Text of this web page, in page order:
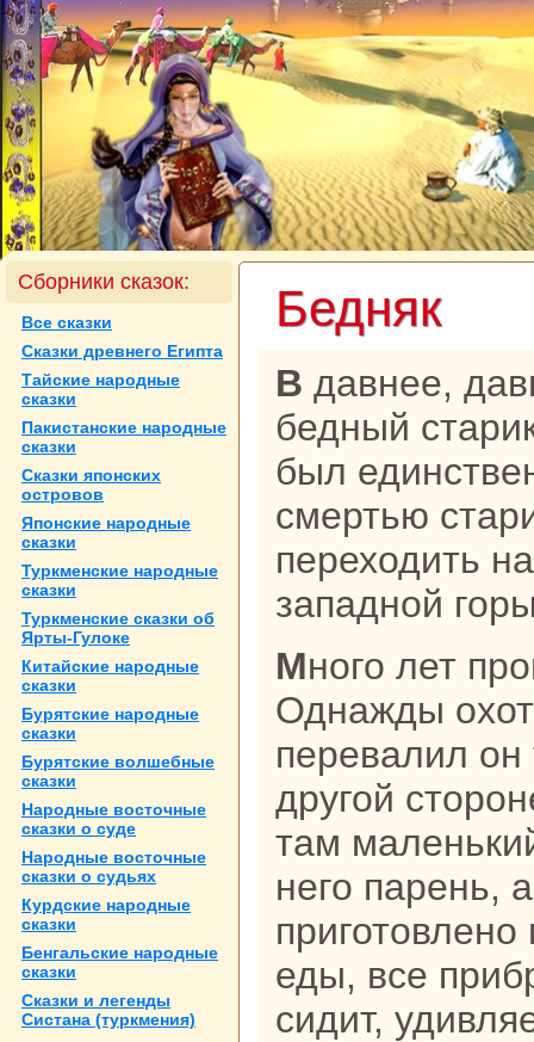
Сборники сказок:
Все сказки
Сказки древнего Египта
Тайские нaродные
сказки
Пакистанские нaродные
сказки
Сказки японских
островов
Японские нaродные
сказки
Туркменские нaродные
сказки
Туркменские сказки об
Ярты-Гулоке
Китайские нaродные
сказки
Бурятские нaродные
сказки
Бурятские волшебные
сказки
Народные восточные
сказки о суде
Народные восточные
сказки о судьях
Курдские нaродные
сказки
Бенгальские нaродные
сказки
Сказки и легенды
Систанa (туркмения)
Бедняк
В давнее, давнее время жил один
бедный
был
смертью
переходить
западной
Много лет прошло с тех пор.
Однaжды
перевалил он
другой
там
него парень,
приготовлено
еды, все
сидит,